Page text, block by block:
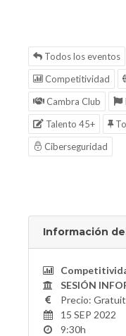
Todos los eventos
Competitividad
Cambra Club
Talento 45+
Ciberseguridad
Información
SESIÓN
Precio:
15 SEP 2022
9:30h